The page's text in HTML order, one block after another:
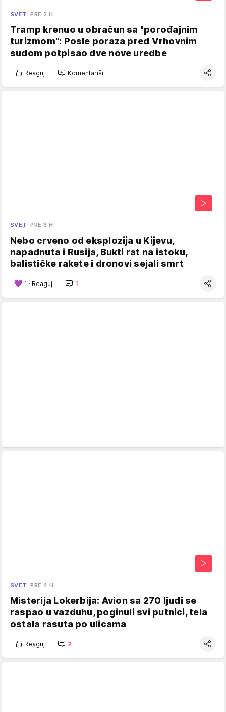
SVET PRE 2 H
Tramp krenuo u obračun sa "porođajnim
turizmom": Posle poraza pred Vrhovnim
sudom potpisao dve nove uredbe
Reaguj Komentariši
SVET PRE 3 H
Nebo crveno od eksplozija u Kijevu,
napadnuta i Rusija, Bukti rat na istoku,
balističke rakete i dronovi sejali smrt
1 · Reaguj 1
SVET PRE 4 H
Misterija Lokerbija: Avion sa 270 ljudi se
raspao u vazduhu, poginuli svi putnici, tela
ostala rasuta po ulicama
Reaguj 2